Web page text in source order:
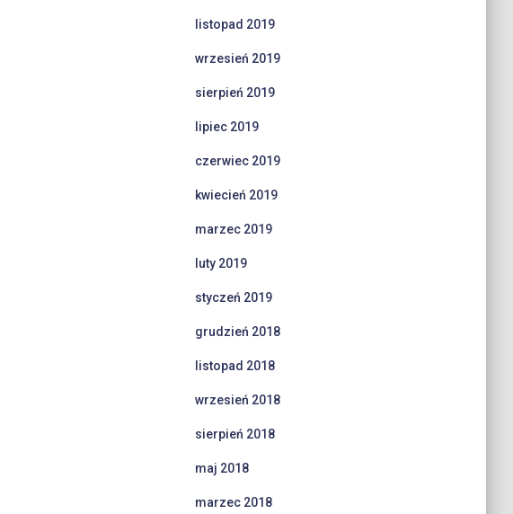
listopad 2019
wrzesień 2019
sierpień 2019
lipiec 2019
czerwiec 2019
kwiecień 2019
marzec 2019
luty 2019
styczeń 2019
grudzień 2018
listopad 2018
wrzesień 2018
sierpień 2018
maj 2018
marzec 2018